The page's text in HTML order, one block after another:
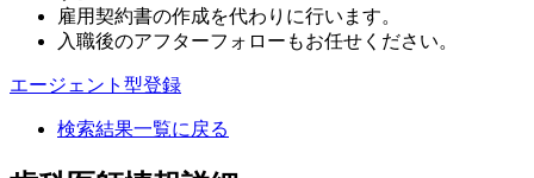
雇用契約書の作成を代わりに行います。
入職後のアフターフォローもお任せください。
エージェント型登録
検索結果一覧に戻る